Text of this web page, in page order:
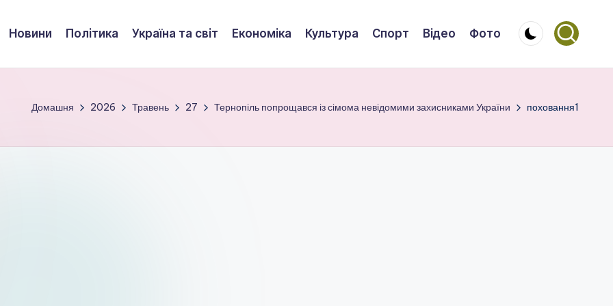
Новини Політика Україна та світ Економіка Культура Спорт Відео Фото
Домашня 2026 Травень 27 Тернопіль попрощався із сімома невідомими захисниками України поховання1